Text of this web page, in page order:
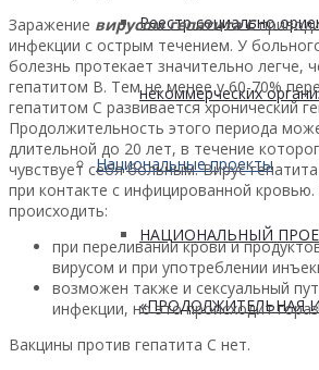
Реестр социально
некоммерческих
Национальные проекты
НАЦИОНАЛЬНЫЙ
«ПРОДОЛЖИТЕЛЬНАЯ
Заражение вирусом гепатита С
инфекции с острым течением. У
болезнь протекает значительно легче,
гепатитом В. Тем не менее у 60-70%
гепатитом С развивается хронический
Продолжительность этого периода
длительной до 20 лет, в течение
чувствует себя больным. Вирус
при контакте с инфицированной
происходить:
при переливании крови и
вирусом и при употреблении
возможен также и сексуальный
инфекции, но это происходит
Вакцины против гепатита С нет.